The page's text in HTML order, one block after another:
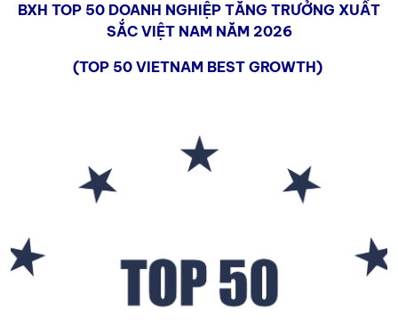
BXH TOP 50 DOANH NGHIỆP TĂNG TRƯỞNG XUẤT
SẮC VIỆT NAM NĂM 2026
(TOP 50 VIETNAM BEST GROWTH)